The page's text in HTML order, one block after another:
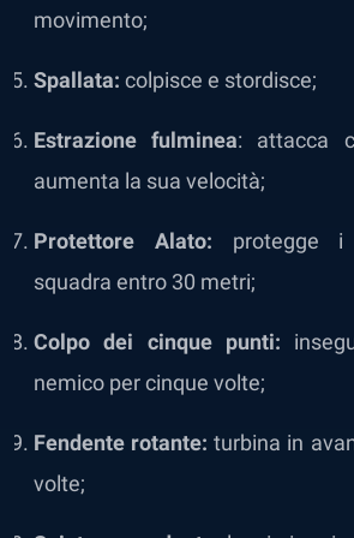
movimento;
Spallata: colpisce e stordisce;
Estrazione fulminea: attacca
aumenta la sua velocità;
Protettore Alato: protegge i
squadra entro 30 metri;
Colpo dei cinque punti:
nemico per cinque volte;
Fendente rotante: turbina in
volte;